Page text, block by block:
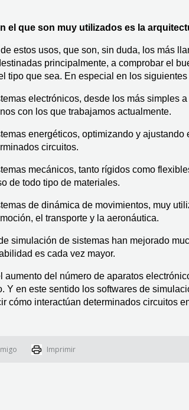
el que son muy utilizados es la
estos usos, que son, sin duda, los más
principalmente, a comprobar el
tipo que sea. En especial en los siguientes
electrónicos, desde los más simples
con los que trabajamos actualmente.
energéticos, optimizando y
circuitos.
mecánicos, tanto rígidos como
de todo tipo de materiales.
de dinámica de movimientos, muy
el transporte y la aeronáutica.
simulación de sistemas han mejorado
es cada vez mayor.
aumento del número de aparatos
Y en este sentido los softwares de
cómo interactúan determinados circuitos
Imprimir